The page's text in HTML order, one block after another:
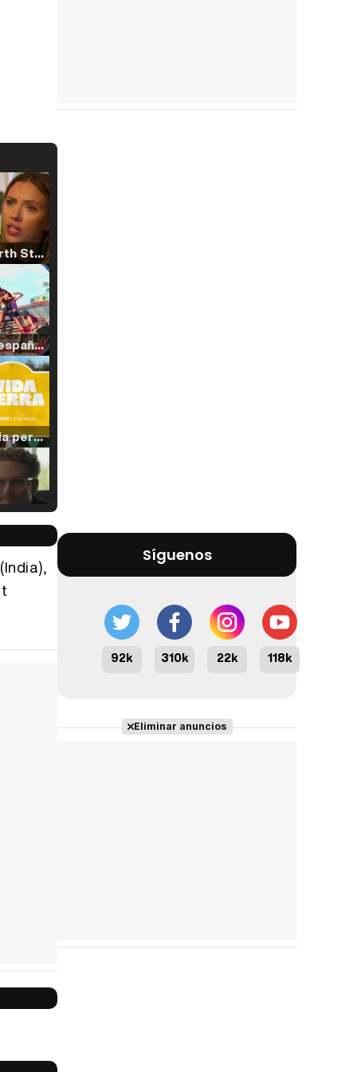
Tráiler 'North Star' (2023)
Tráiler en español de 'La isla olvidada'
Tráiler 'Vida perra' (2026)
Tráiler Oficial en VOSE 'The Audacity'
Síguenos
92k 310k 22k 118k
Eliminar anuncios